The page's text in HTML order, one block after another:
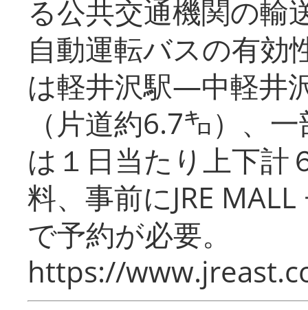
る公共交通機関の輸
自動運転バスの有効
は軽井沢駅―中軽井
（片道約6.7㌔）、
は１日当たり上下計
料、事前にJRE
で予約が必要。
https://